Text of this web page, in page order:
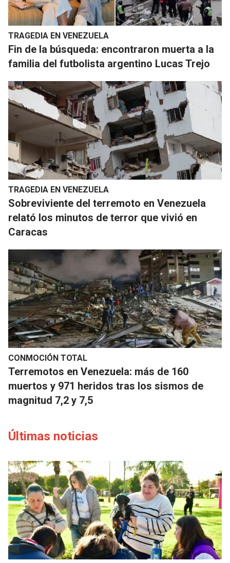
TRAGEDIA EN VENEZUELA
Fin de la búsqueda: encontraron muerta a la
familia del futbolista argentino Lucas Trejo
TRAGEDIA EN VENEZUELA
Sobreviviente del terremoto en Venezuela
relató los minutos de terror que vivió en
Caracas
CONMOCIÓN TOTAL
Terremotos en Venezuela: más de 160
muertos y 971 heridos tras los sismos de
magnitud 7,2 y 7,5
Últimas noticias